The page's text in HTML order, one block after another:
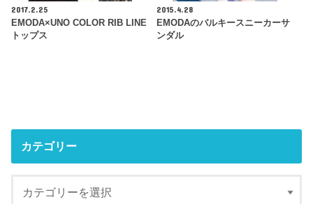
2017.2.25
EMODA×UNO COLOR RIB LINE
トップス
2015.4.28
EMODAのバルキースニーカーサ
ンダル
カテゴリー